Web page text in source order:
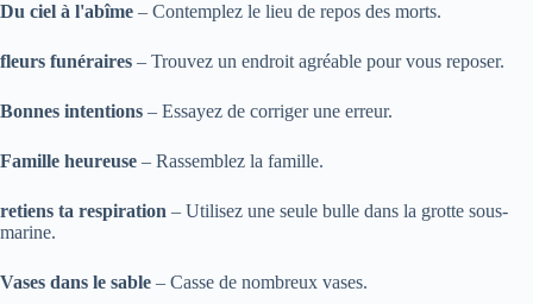
Du ciel à l'abîme – Contemplez le lieu de repos des morts.
fleurs funéraires – Trouvez un endroit agréable pour vous reposer.
Bonnes intentions – Essayez de corriger une erreur.
Famille heureuse – Rassemblez la famille.
retiens ta respiration – Utilisez une seule bulle dans la grotte sous-
marine.
Vases dans le sable – Casse de nombreux vases.